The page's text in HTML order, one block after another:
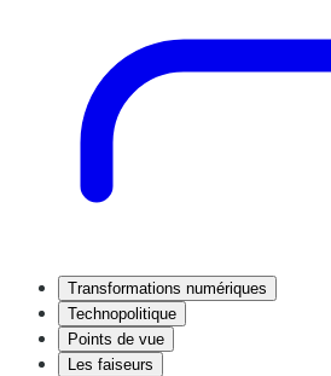
Transformations numériques
Technopolitique
Points de vue
Les faiseurs